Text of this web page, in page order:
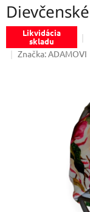
Likvidácia
skladu
Značka:ADAMOVI